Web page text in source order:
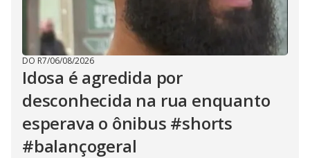
DO R7/06/08/2026
Idosa é agredida por
desconhecida na rua enquanto
esperava o ônibus #shorts
#balançogeral